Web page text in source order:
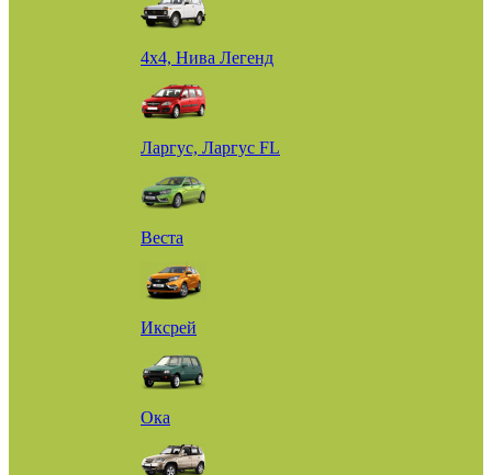
4х4, Нива Легенд
Ларгус, Ларгус FL
Веста
Иксрей
Ока